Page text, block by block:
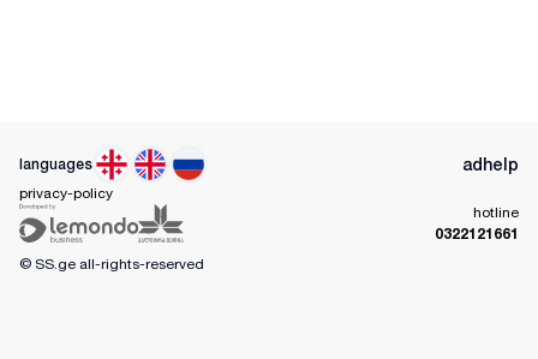
languages adhelp
privacy-policy
hotline
0322121661
© SS.ge all-rights-reserved